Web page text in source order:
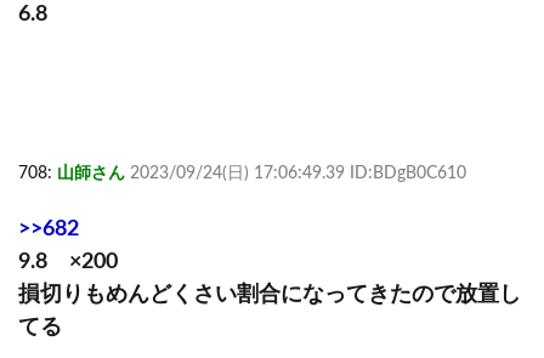
6.8
708: 山師さん 2023/09/24(日) 17:06:49.39 ID:BDgB0C610
>>682
9.8 ×200
損切りもめんどくさい割合になってきたので放置し
てる